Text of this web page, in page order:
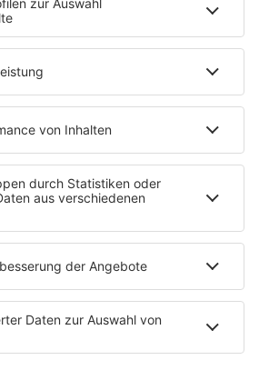
Narciandi
Abschussgeräte lassen sich illegale
nächster Nähe mit einem Fangnetz
darf was tun?
Flughäfen, Bahnhöfe
Drohnen, Schutz eigener
Unterstützung bei Amtshilfe
Bezirksregierungen: Sicherheit